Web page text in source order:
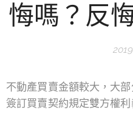
悔嗎？反
不動產買賣金額較大，大
簽訂買賣契約規定雙方權